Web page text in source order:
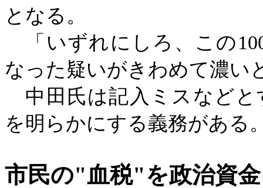
となる。
「いずれにしろ、この
なった疑いがきわめて濃い
中田氏は記入ミスなどと
を明らかにする義務がある
市民の"血税"を政治資